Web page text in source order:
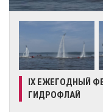
IX ЕЖЕГОДНЫЙ
ГИДРОФЛАЙ